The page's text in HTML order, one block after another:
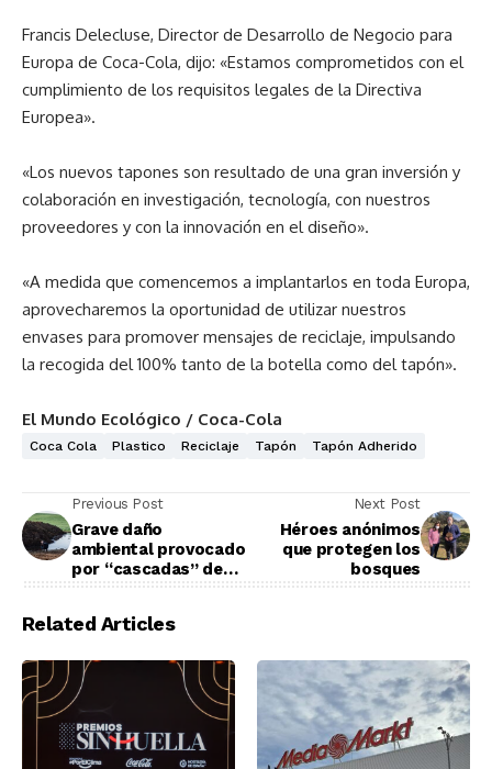
Francis Delecluse, Director de Desarrollo de Negocio para
Europa de Coca-Cola, dijo: «Estamos comprometidos con el
cumplimiento de los requisitos legales de la Directiva
Europea».
«Los nuevos tapones son resultado de una gran inversión y
colaboración en investigación, tecnología, con nuestros
proveedores y con la innovación en el diseño».
«A medida que comencemos a implantarlos en toda Europa,
aprovecharemos la oportunidad de utilizar nuestros
envases para promover mensajes de reciclaje, impulsando
la recogida del 100% tanto de la botella como del tapón».
El Mundo Ecológico / Coca-Cola
Coca Cola Plastico Reciclaje Tapón Tapón Adherido
Previous Post
Grave daño
ambiental provocado
por “cascadas” de
Next Post
Héroes anónimos
que protegen los
bosques
Related Articles